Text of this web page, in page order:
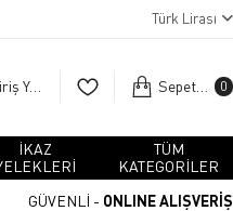
Türk Lirası
Giriş Yap Sepetim 0
İKAZ
TÜM
KATEGORİLER
GÜVENLİ - ONLINE ALIŞVERİŞ